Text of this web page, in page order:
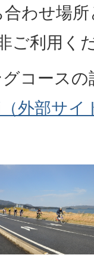
わせ場
ご利用く
コース
外部サイ